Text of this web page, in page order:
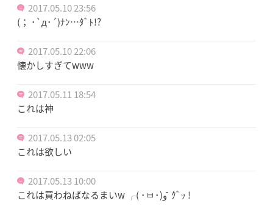
2017.05.10 23:56
(； ･`д･´)ﾅﾝ…ﾀﾞﾄ!?
2017.05.10 22:06
懐かしすぎてwww
2017.05.11 18:54
これは神
2017.05.13 02:05
これは欲しい
2017.05.13 10:00
これは買わねばなるまいw ╭( ･ㅂ･)و ̑̑ ｸﾞｯ !